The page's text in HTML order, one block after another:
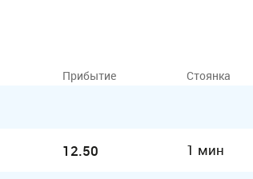
Прибытие Стоянка
12.50 1 мин